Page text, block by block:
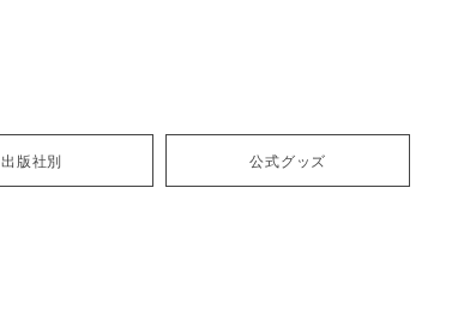
出版社別 公式グッズ